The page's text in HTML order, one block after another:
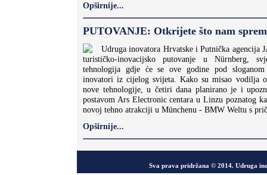
Opširnije...
PUTOVANJE: Otkrijete što nam
Udruga inovatora Hrvatske i Putnička agencija
turističko-inovacijsko putovanje u Nürnberg,
tehnologija gdje će se ove godine pod
inovatori iz cijelog svijeta. Kako su misao vodilja
nove tehnologije, u četiri dana planirano je i
postavom Ars Electronic centara u Linzu poznatog
novoj tehno atrakciji u Münchenu - BMW Weltu s
Opširnije...
Sva prava pridržana © 2014. Udruga